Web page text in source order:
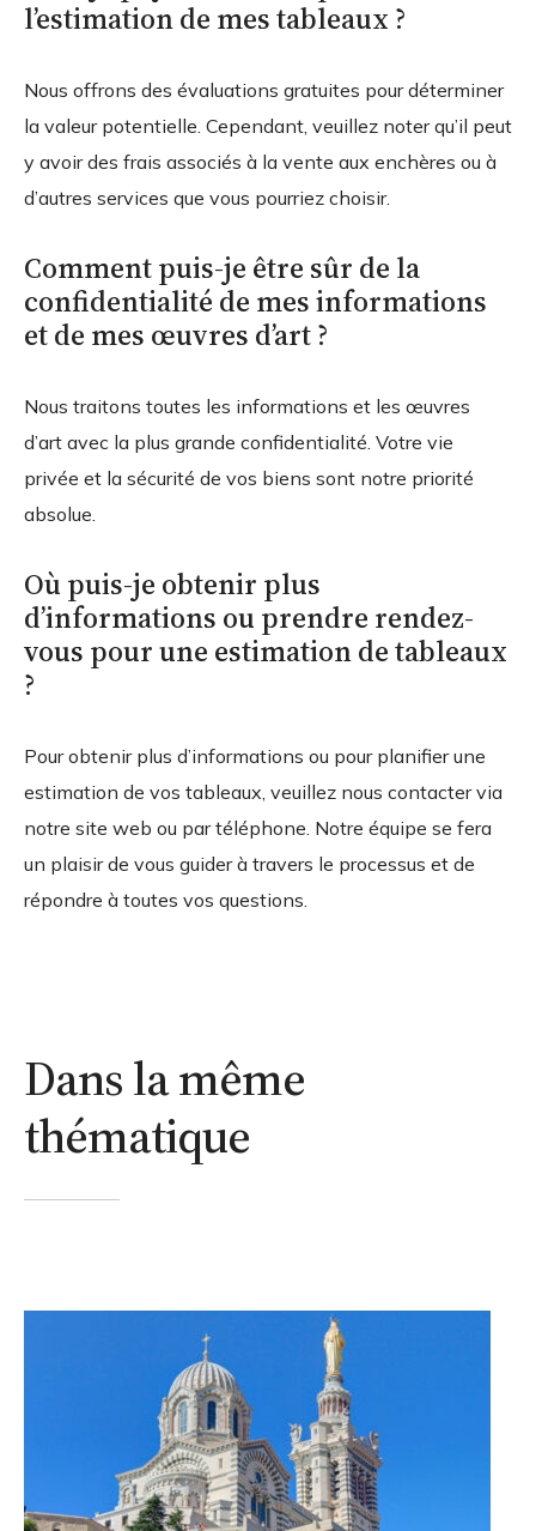
l’estimation de mes tableaux ?
Nous offrons des évaluations gratuites pour déterminer
la valeur potentielle. Cependant, veuillez noter qu’il peut
y avoir des frais associés à la vente aux enchères ou à
d’autres services que vous pourriez choisir.
Comment puis-je être sûr de la
confidentialité de mes informations
et de mes œuvres d’art ?
Nous traitons toutes les informations et les œuvres
d’art avec la plus grande confidentialité. Votre vie
privée et la sécurité de vos biens sont notre priorité
absolue.
Où puis-je obtenir plus
d’informations ou prendre rendez-
vous pour une estimation de tableaux
?
Pour obtenir plus d’informations ou pour planifier une
estimation de vos tableaux, veuillez nous contacter via
notre site web ou par téléphone. Notre équipe se fera
un plaisir de vous guider à travers le processus et de
répondre à toutes vos questions.
Dans la même
thématique